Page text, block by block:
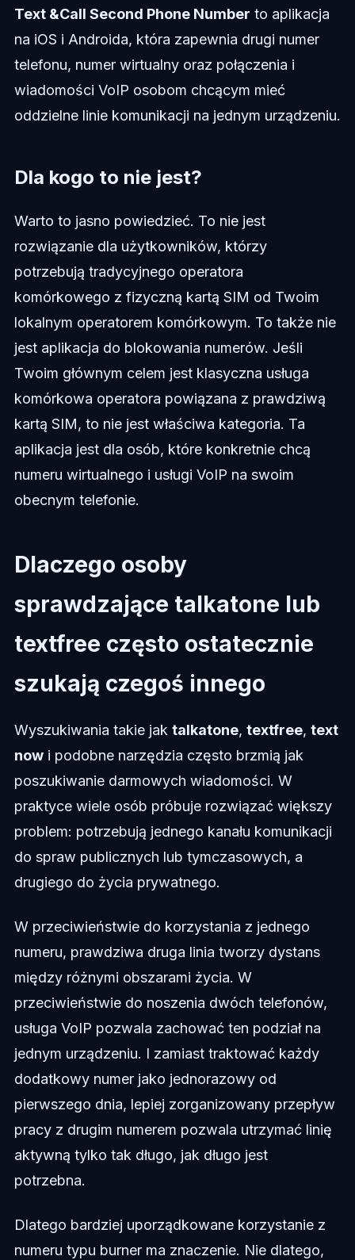
Text &Call Second Phone Number to aplikacja
na iOS i Androida, która zapewnia drugi numer
telefonu, numer wirtualny oraz połączenia i
wiadomości VoIP osobom chcącym mieć
oddzielne linie komunikacji na jednym urządzeniu.
Dla kogo to nie jest?
Warto to jasno powiedzieć. To nie jest
rozwiązanie dla użytkowników, którzy
potrzebują tradycyjnego operatora
komórkowego z fizyczną kartą SIM od Twoim
lokalnym operatorem komórkowym. To także nie
jest aplikacja do blokowania numerów. Jeśli
Twoim głównym celem jest klasyczna usługa
komórkowa operatora powiązana z prawdziwą
kartą SIM, to nie jest właściwa kategoria. Ta
aplikacja jest dla osób, które konkretnie chcą
numeru wirtualnego i usługi VoIP na swoim
obecnym telefonie.
Dlaczego osoby
sprawdzające talkatone lub
textfree często ostatecznie
szukają czegoś innego
Wyszukiwania takie jak talkatone, textfree, text
nowi podobne narzędzia często brzmią jak
poszukiwanie darmowych wiadomości. W
praktyce wiele osób próbuje rozwiązać większy
problem: potrzebują jednego kanału komunikacji
do spraw publicznych lub tymczasowych, a
drugiego do życia prywatnego.
W przeciwieństwie do korzystania z jednego
numeru, prawdziwa druga linia tworzy dystans
między różnymi obszarami życia. W
przeciwieństwie do noszenia dwóch telefonów,
usługa VoIP pozwala zachować ten podział na
jednym urządzeniu. I zamiast traktować każdy
dodatkowy numer jako jednorazowy od
pierwszego dnia, lepiej zorganizowany przepływ
pracy z drugim numerem pozwala utrzymać linię
aktywną tylko tak długo, jak długo jest
potrzebna.
Dlatego bardziej uporządkowane korzystanie z
numeru typu burner ma znaczenie. Nie dlatego,